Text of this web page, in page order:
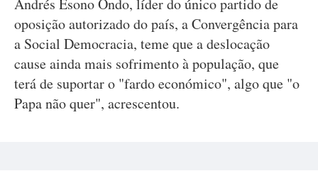
Andrés Esono Ondo, líder do único partido de
oposição autorizado do país, a Convergência para
a Social Democracia, teme que a deslocação
cause ainda mais sofrimento à população, que
terá de suportar o "fardo económico", algo que "o
Papa não quer", acrescentou.